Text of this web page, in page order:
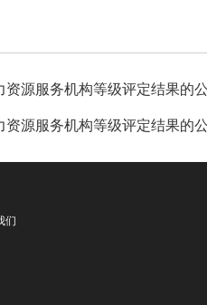
资源服务机构等级评定结果的
资源服务机构等级评定结果的
们